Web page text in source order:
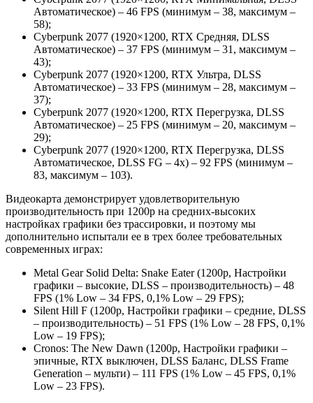
Автоматическое) – 46 FPS (минимум – 38, максимум –
58);
Cyberpunk 2077 (1920×1200, RTX Средняя, DLSS
Автоматическое) – 37 FPS (минимум – 31, максимум –
43);
Cyberpunk 2077 (1920×1200, RTX Ультра, DLSS
Автоматическое) – 33 FPS (минимум – 28, максимум –
37);
Cyberpunk 2077 (1920×1200, RTX Перегрузка, DLSS
Автоматическое) – 25 FPS (минимум – 20, максимум –
29);
Cyberpunk 2077 (1920×1200, RTX Перегрузка, DLSS
Автоматическое, DLSS FG – 4x) – 92 FPS (минимум –
83, максимум – 103).
Видеокарта демонстрирует удовлетворительную
производительность при 1200p на средних-высоких
настройках графики без трассировки, и поэтому мы
дополнительно испытали ее в трех более требовательных
современных играх:
Metal Gear Solid Delta: Snake Eater (1200p, Настройки
графики – высокие, DLSS – производительность) – 48
FPS (1% Low – 34 FPS, 0,1% Low – 29 FPS);
Silent Hill F (1200p, Настройки графики – средние, DLSS
– производительность) – 51 FPS (1% Low – 28 FPS, 0,1%
Low – 19 FPS);
Cronos: The New Dawn (1200p, Настройки графики –
эпичные, RTX выключен, DLSS Баланс, DLSS Frame
Generation – мульти) – 111 FPS (1% Low – 45 FPS, 0,1%
Low – 23 FPS).